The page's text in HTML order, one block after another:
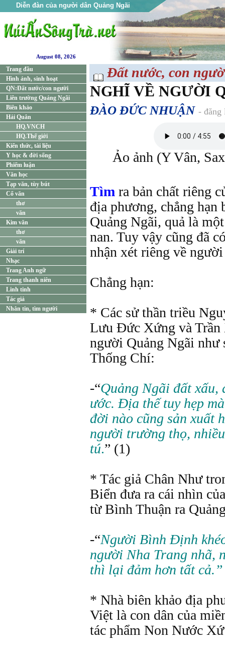
Diễn đàn của người dân Quảng Ngãi
August 08, 2026
Trang đầu
Hình ảnh, sinh hoạt
QN:Đất nước/con người
Liên trường Quảng Ngãi
Biên khảo
Hải Quân
HQ.VNCH
HQ.Thế giới
Kiến thức, tài liệu
Y học & đời sống
Phiếm luận
Văn học
Tạp văn, tùy bút
Cổ văn
thơ
văn
Kim văn
thơ
văn
Giải trí
Nhạc
Trang Anh ngữ
Trang thanh niên
Linh tinh
Tác giả
Nhắn tin, tìm người
Đất nước, con
NGHĨ VỀ NGƯỜI
ĐÀO ĐỨC NHUẬN - đăng
Ảo ảnh (Y Vân,
Tìm ra bản chất riêng
địa phương, chẳng hạn
Quảng Ngãi, quả là
nan. Tuy vậy cũng đã
nhận xét riêng về
Chẳng hạn:
* Các sử thần triều
Lưu Đức Xứng và Trần
người Quảng Ngãi
Thống Chí:
-“Quảng Ngãi đất xấu,
ước. Địa thế tuy hẹp
đời nào cũng sản xuất
người trường thọ,
tú.” (1)
* Tác giả Chân Như
Biển đưa ra cái nhìn
từ Bình Thuận ra
-“Người Bình Định
người Nha Trang nhã,
thì lại đảm hơn tất
* Nhà biên khảo địa
Việt là con dân của
tác phẩm Non Nước